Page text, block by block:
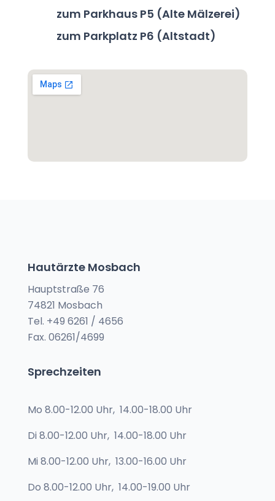
zum Parkhaus P5 (Alte Mälzerei)
zum Parkplatz P6 (Altstadt)
Hautärzte Mosbach
Hauptstraße 76
74821 Mosbach
Tel. +49 6261 / 4656
Fax. 06261/4699
Sprechzeiten
Mo 8.00-12.00 Uhr, 14.00-18.00 Uhr
Di 8.00-12.00 Uhr, 14.00-18.00 Uhr
Mi 8.00-12.00 Uhr, 13.00-16.00 Uhr
Do 8.00-12.00 Uhr, 14.00-19.00 Uhr